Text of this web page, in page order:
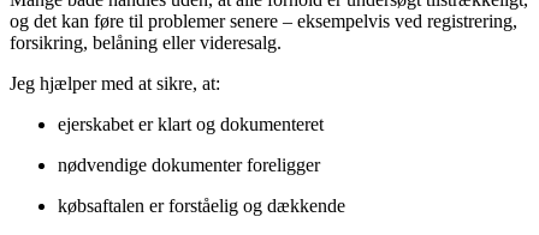
og det kan føre til problemer senere – eksempelvis ved registrering,
forsikring, belåning eller videresalg.
Jeg hjælper med at sikre, at:
ejerskabet er klart og dokumenteret
nødvendige dokumenter foreligger
købsaftalen er forståelig og dækkende